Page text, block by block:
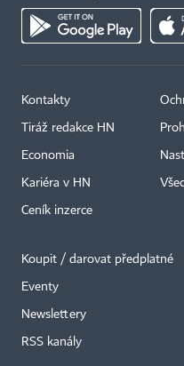
Kontakty
Tiráž redakce HN
Economia
Kariéra v HN
Ceník inzerce
Koupit / darovat předplatné
Eventy
Newslettery
RSS kanály